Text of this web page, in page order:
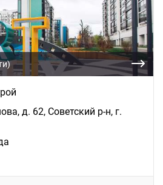
д. 62, Советский р-н, г.